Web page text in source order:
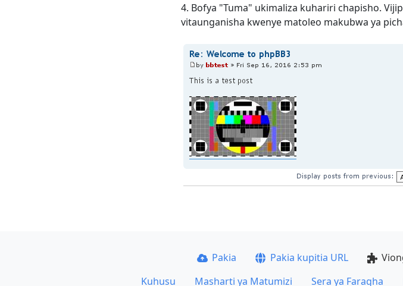
Bofya "Tuma" ukimaliza kuhariri chapisho.
vitaunganisha kwenye matoleo makubwa ya
Pakia Pakia kupitia URL
Kuhusu
Masharti ya Matumizi Sera ya Faragha